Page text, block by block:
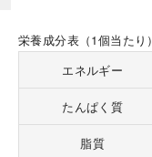
栄養成分表（1個当たり）
エネルギー
たんぱく質
脂質
やつ時」という意味を込
。雄大な八ヶ岳山麓の自
る、こだわりのスイー